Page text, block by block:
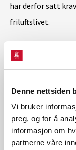
Denne nettsiden
Vi bruker
preg, og for å
informasjon om
partnerne våre
har derfor satt
friluftslivet.
Fosser er viktige
og for
ivaretar noko av
i Bergselva og
friluftsinteressene
turstien.